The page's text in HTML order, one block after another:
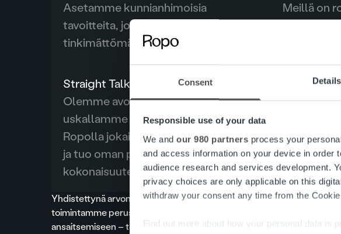
Consent Details
Responsible use of your data
We and our 980 partners process your
and access information on your device in order
audience research and services development.
privacy choices are only applicable on this
withdraw your consent any time from the
Find out more about how your personal data is
Asetamme kunnianhimoisia
tavoitteita, jotka saavutamme
tinkimättömällä can do -asenteella.
Meillä on
Straight Talk
Olemme avoimia ja rehellisiä,
uskallamme sanoa asiat suoraan.
Ropolla jokainen saa olla oma itsensä
ja tuo oman panoksensa
kokonaisuuteen.
Team Spirit
Työnilo
Yhdistettynä arvomme muodostavat akronyymin TRUST, joka on
toimintamme perusta. Kehityksemme rakentuu asiakkaidemme
ansaitsemiseen – teemme mitä sanomme ja pidämme lupauksemme.